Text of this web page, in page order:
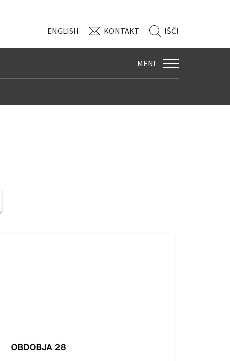
ENGLISH KONTAKT IŠČI
MENI